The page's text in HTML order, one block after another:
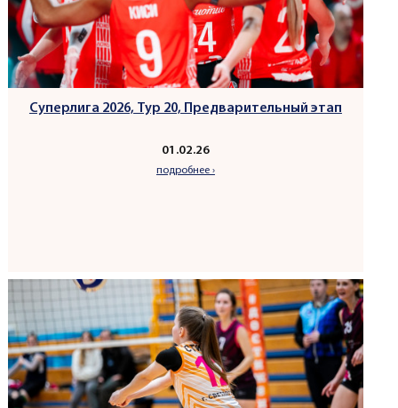
Суперлига 2026, Тур 20, Предварительный этап
01.02.26
подробнее ›